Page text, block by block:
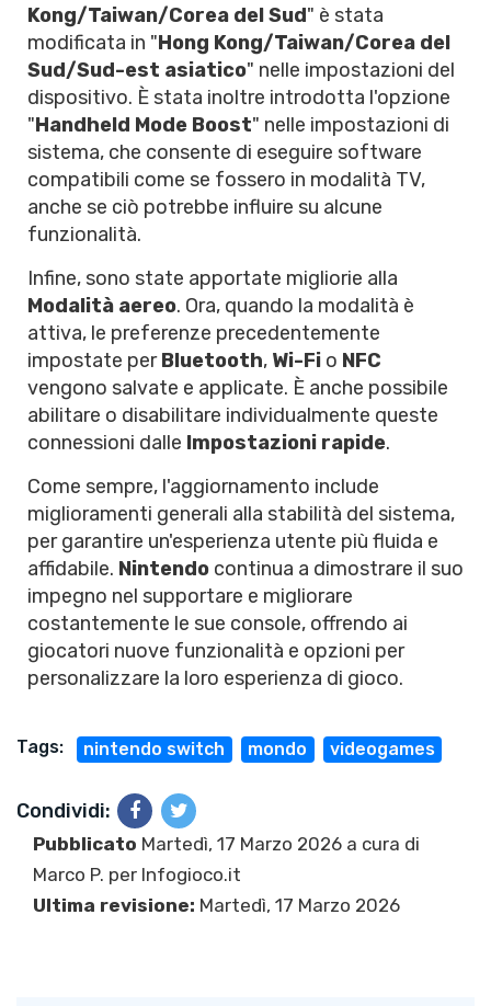
Kong/Taiwan/Corea del Sud" è stata
modificata in "Hong Kong/Taiwan/Corea del
Sud/Sud-est asiatico" nelle impostazioni del
dispositivo. È stata inoltre introdotta l'opzione
"Handheld Mode Boost" nelle impostazioni di
sistema, che consente di eseguire software
compatibili come se fossero in modalità TV,
anche se ciò potrebbe influire su alcune
funzionalità.
Infine, sono state apportate migliorie alla
Modalità aereo. Ora, quando la modalità è
attiva, le preferenze precedentemente
impostate perBluetooth, Wi-Fi o NFC
vengono salvate e applicate. È anche possibile
abilitare o disabilitare individualmente queste
connessioni dalle Impostazioni rapide.
Come sempre, l'aggiornamento include
miglioramenti generali alla stabilità del sistema,
per garantire un'esperienza utente più fluida e
affidabile. Nintendo continua a dimostrare il suo
impegno nel supportare e migliorare
costantemente le sue console, offrendo ai
giocatori nuove funzionalità e opzioni per
personalizzare la loro esperienza di gioco.
Tags: nintendo switch mondo videogames
Condividi:
Pubblicato Martedì, 17 Marzo 2026 a cura di
Marco P. per Infogioco.it
Ultima revisione: Martedì, 17 Marzo 2026